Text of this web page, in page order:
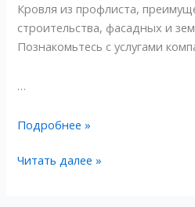
Кровля из профлиста,
строительства, фасадных и
Познакомьтесь с услугами
…
решение
для
долговечной
вашего
Подробнее »
решение
для
долговечной
вашего
Читать далее »